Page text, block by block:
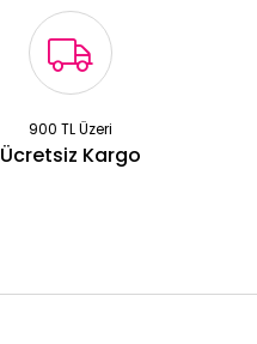
900 TL Üzeri
Ücretsiz Kargo